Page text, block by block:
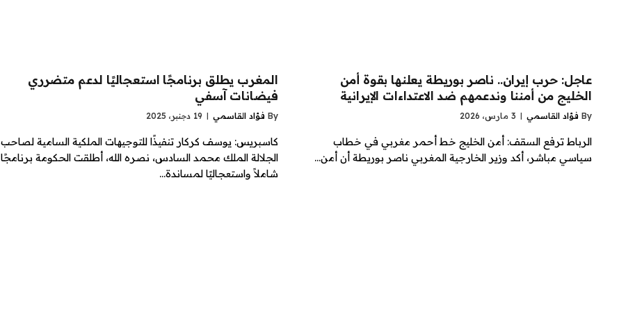
عاجل: حرب إيران.. ناصر بوريطة يعلنها بقوة أمن
الخليج من أمننا وندعمهم ضد الاعتداءات الإيرانية
By فؤاد القاسمي 3 مارس، 2026
الرباط ترفع السقف: أمن الخليج خط أحمر مغربي في خطاب
سياسي مباشر، أكد وزير الخارجية المغربي ناصر بوريطة أن أمن…
المغرب يطلق برنامجًا استعجاليًا لدعم متضرري
فيضانات آسفي
By فؤاد القاسمي 19 دجنبر، 2025
كاسبريس: يوسف كركار تنفيذًا للتوجيهات الملكية السامية لصاحب
الجلالة الملك محمد السادس، نصره الله، أطلقت الحكومة برنامجًا
شاملاً واستعجاليًا لمساندة…